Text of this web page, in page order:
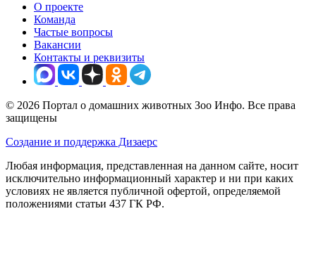
О проекте
Команда
Частые вопросы
Вакансии
Контакты и реквизиты
© 2026 Портал о домашних животных Зоо Инфо. Все права
защищены
Создание и поддержка Дизаерс
Любая информация, представленная на данном сайте, носит
исключительно информационный характер и ни при каких
условиях не является публичной офертой, определяемой
положениями статьи 437 ГК РФ.